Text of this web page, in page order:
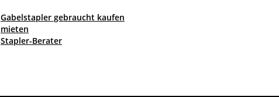
Gabelstapler gebraucht kaufen
mieten
Stapler-Berater